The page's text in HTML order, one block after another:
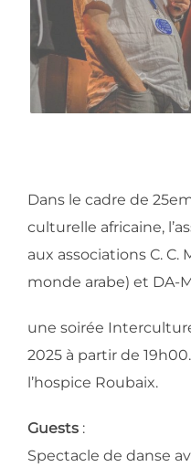
Dans le cadre de
culturelle africaine,
aux associations C.
monde arabe) et DA-
une soirée
2025 à partir de
l’hospice Roubaix.
Guests :
Spectacle de danse